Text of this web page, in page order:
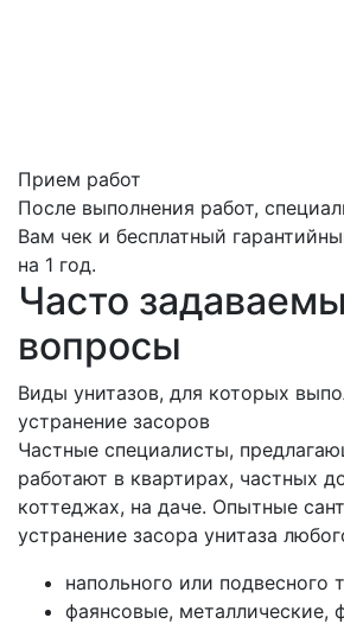
Прием работ
После выполнения работ,
Вам чек и бесплатный
на 1 год.
Часто
вопросы
Виды унитазов, для которых
устранение засоров
Частные специалисты,
работают в квартирах, частных
коттеджах, на даче. Опытные
устранение засора унитаза
напольного или подвесного
фаянсовые, металлические,